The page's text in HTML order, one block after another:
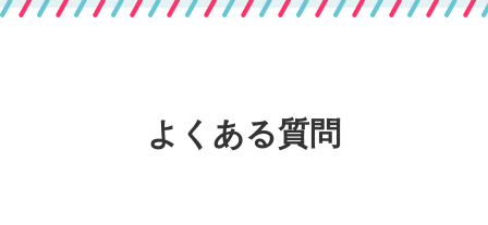
よくある質問